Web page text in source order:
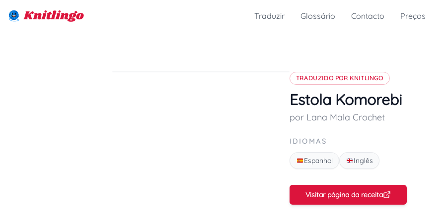
Knitlingo Traduzir Glossário Contacto Preços
TRADUZIDO POR KNITLINGO
Estola Komorebi
por Lana Mala Crochet
IDIOMAS
Espanhol Inglês
Visitar página da receita